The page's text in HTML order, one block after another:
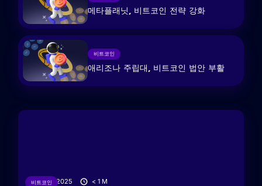
메타플래닛, 비트코인 ​​전략 강화
비트코인
애리조나 주립대, 비트코인 ​​법안 부활
비트코인
18/06/2025 < 1 M